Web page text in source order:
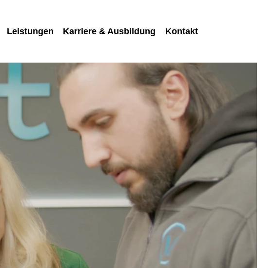
Leistungen Karriere & Ausbildung Kontakt(Standort)